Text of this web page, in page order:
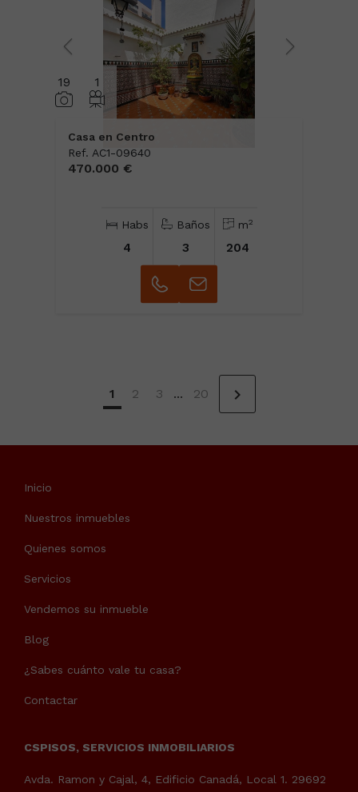
19 1
Casa en Centro
Ref. AC1-09640
470.000 €
Habs
4
Baños
3
m2
204
1 2 3 ... 20 chevron_right
Inicio
Nuestros inmuebles
Quienes somos
Servicios
Vendemos su inmueble
Blog
¿Sabes cuánto vale tu casa?
Contactar
CSPISOS, SERVICIOS INMOBILIARIOS
Avda. Ramon y Cajal, 4, Edificio Canadá, Local 1. 29692